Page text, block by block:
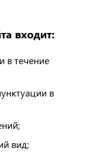
входит:
в течение
в
вид;